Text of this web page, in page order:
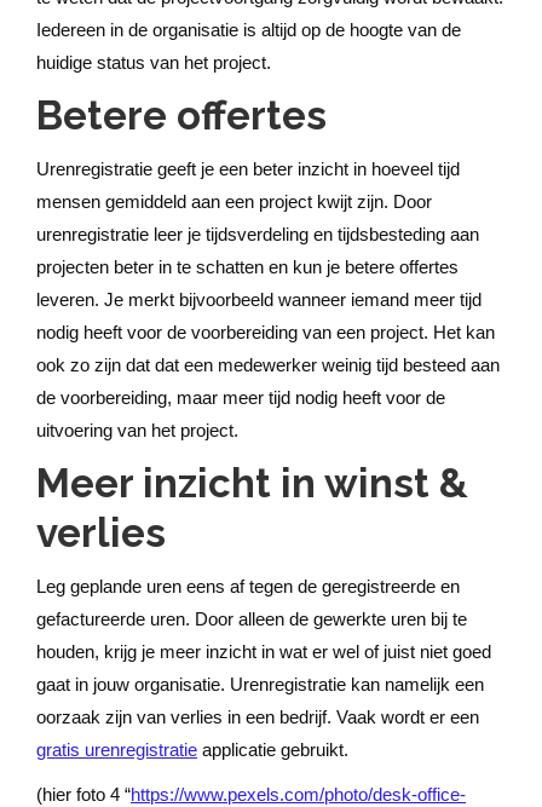
Iedereen in de organisatie is altijd op de hoogte van de
huidige status van het project.
Betere offertes
Urenregistratie geeft je een beter inzicht in hoeveel tijd
mensen gemiddeld aan een project kwijt zijn. Door
urenregistratie leer je tijdsverdeling en tijdsbesteding aan
projecten beter in te schatten en kun je betere offertes
leveren. Je merkt bijvoorbeeld wanneer iemand meer tijd
nodig heeft voor de voorbereiding van een project. Het kan
ook zo zijn dat dat een medewerker weinig tijd besteed aan
de voorbereiding, maar meer tijd nodig heeft voor de
uitvoering van het project.
Meer inzicht in winst &
verlies
Leg geplande uren eens af tegen de geregistreerde en
gefactureerde uren. Door alleen de gewerkte uren bij te
houden, krijg je meer inzicht in wat er wel of juist niet goed
gaat in jouw organisatie. Urenregistratie kan namelijk een
oorzaak zijn van verlies in een bedrijf. Vaak wordt er een
gratis urenregistratie applicatie gebruikt.
(hier foto 4 “https://www.pexels.com/photo/desk-office-